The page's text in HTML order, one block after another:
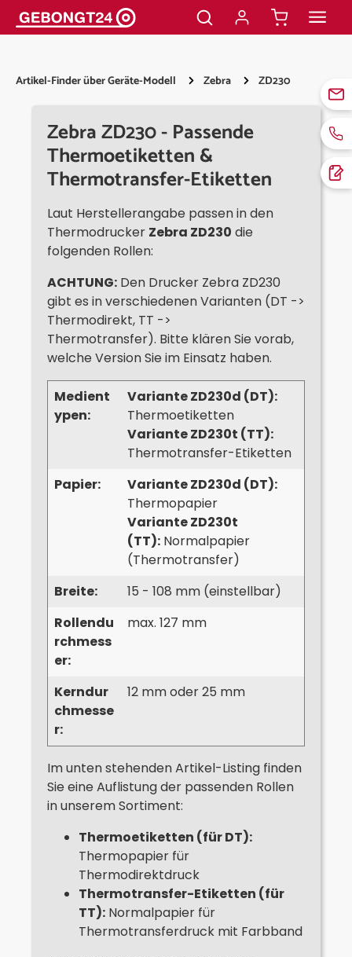
springen
Artikel-Finder über Geräte-Modell Zebra ZD230
Zebra ZD230 - Passende
Thermoetiketten &
Thermotransfer-Etiketten
Laut Herstellerangabe passen in den
Thermodrucker Zebra ZD230 die
folgenden Rollen:
ACHTUNG: Den Drucker Zebra ZD230
gibt es in verschiedenen Varianten (DT ->
Thermodirekt, TT ->
Thermotransfer). Bitte klären Sie vorab,
welche Version Sie im Einsatz haben.
Medient
ypen:
Variante ZD230d (DT):
Thermoetiketten
Variante ZD230t (TT):
Thermotransfer-Etiketten
Papier:
Variante ZD230d (DT):
Thermopapier
Variante ZD230t
(TT): Normalpapier
(Thermotransfer)
Breite:
15 - 108 mm (einstellbar)
Rollendu
rchmess
er:
max. 127 mm
Kerndur
chmesse
r:
12 mm oder 25 mm
Im unten stehenden Artikel-Listing finden
Sie eine Auflistung der passenden Rollen
in unserem Sortiment:
Thermoetiketten (für DT):
Thermopapier für
Thermodirektdruck
Thermotransfer-Etiketten (für
TT): Normalpapier für
Thermotransferdruck mit Farbband